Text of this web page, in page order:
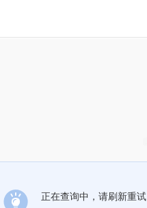
正在查询中，请刷新重试